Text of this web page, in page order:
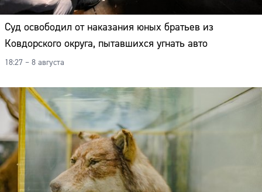
Суд освободил от наказания юных братьев из
Ковдорского округа, пытавшихся угнать авто
18:27 – 8 августа
Сайт: